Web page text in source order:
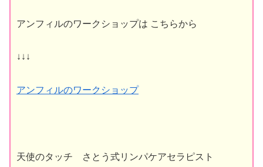
アンフィルのワークショップは こちらから
↓↓↓
アンフィルのワークショップ
天使のタッチ さとう式リンパケアセラピスト